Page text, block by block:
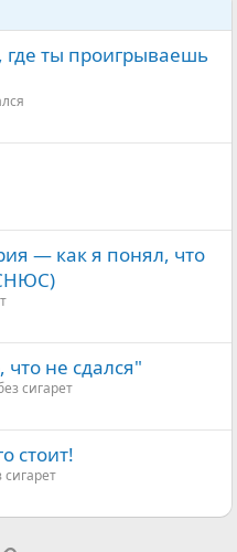
где ты проигрываешь
— как я понял, что
что не сдался"
сигарет
стоит!
сигарет